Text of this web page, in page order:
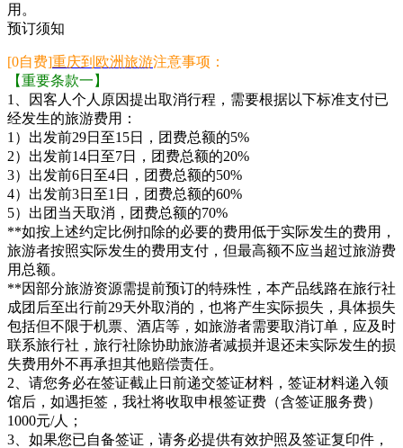
用。
预订须知
[0自费]重庆到欧洲旅游注意事项：
【重要条款一】
1、因客人个人原因提出取消行程，需要根据以下标准支付已
经发生的旅游费用：
1）出发前29日至15日，团费总额的5%
2）出发前14日至7日，团费总额的20%
3）出发前6日至4日，团费总额的50%
4）出发前3日至1日，团费总额的60%
5）出团当天取消，团费总额的70%
**如按上述约定比例扣除的必要的费用低于实际发生的费用，
旅游者按照实际发生的费用支付，但最高额不应当超过旅游费
用总额。
**因部分旅游资源需提前预订的特殊性，本产品线路在旅行社
成团后至出行前29天外取消的，也将产生实际损失，具体损失
包括但不限于机票、酒店等，如旅游者需要取消订单，应及时
联系旅行社，旅行社除协助旅游者减损并退还未实际发生的损
失费用外不再承担其他赔偿责任。
2、请您务必在签证截止日前递交签证材料，签证材料递入领
馆后，如遇拒签，我社将收取申根签证费（含签证服务费）
1000元/人；
3、如果您已自备签证，请务必提供有效护照及签证复印件，